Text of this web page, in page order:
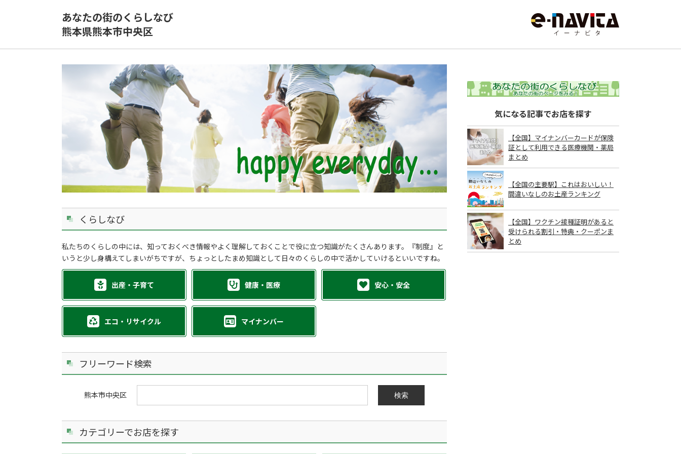
あなたの街のくらしなび
熊本県熊本市中央区
くらしなび
私たちのくらしの中には、知っておくべき情報やよく理解しておくことで役に立つ知識がたくさんあります。『制度』と
いうと少し身構えてしまいがちですが、ちょっとしたまめ知識として日々のくらしの中で活かしていけるといいですね。
出産・子育て 健康・医療 安心・安全
エコ・リサイクル マイナンバー
フリーワード検索
熊本市中央区 検索
カテゴリーでお店を探す
気になる記事でお店を探す
【全国】マイナンバーカードが保険
証として利用できる医療機関・薬局
まとめ
【全国の主要駅】これはおいしい！
間違いなしのお土産ランキング
【全国】ワクチン接種証明があると
受けられる割引・特典・クーポンま
とめ